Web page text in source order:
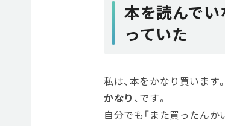
本を読んで
っていた
私は、本をかなり買います。
かなり 、です。
自分でも「また買ったんか